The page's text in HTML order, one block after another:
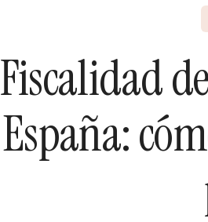
Fiscalidad
España: